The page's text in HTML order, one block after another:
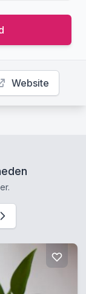
Website